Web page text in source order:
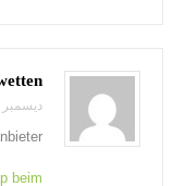
ديسمبر 11, 2025 الي 3:09 م
beim